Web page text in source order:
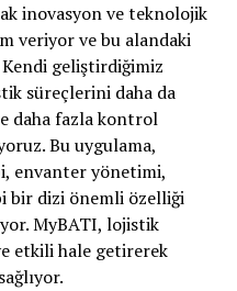
inovasyon ve teknolojik
veriyor ve bu alandaki
Kendi geliştirdiğimiz
süreçlerini daha da
daha fazla kontrol
Bu uygulama,
envanter yönetimi,
bir dizi önemli özelliği
MyBATI, lojistik
etkili hale getirerek